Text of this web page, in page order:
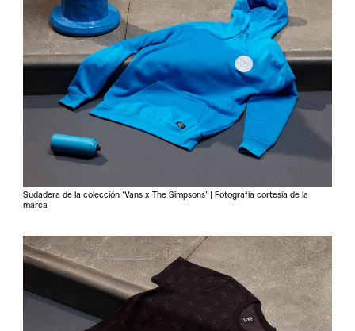
Sudadera de la colección ‘Vans x The Simpsons’ | Fotografía cortesía de la
marca